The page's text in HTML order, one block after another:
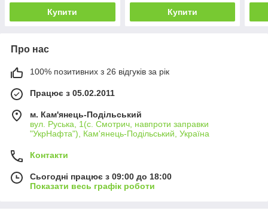
Купити Купити
Про нас
100% позитивних з 26 відгуків за рік
Працює з 05.02.2011
м. Кам'янець-Подільський
вул. Руська, 1(с. Смотрич, навпроти заправки
"УкрНафта"), Кам'янець-Подільський, Україна
Контакти
Сьогодні працює з 09:00 до 18:00
Показати весь графік роботи